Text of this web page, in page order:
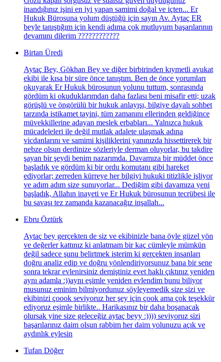
inandığınız işini en iyi yapan samimi doğal ve içten... Er
Hukuk Bürosuna yolum düştüğü için sayın Av. Aytaç ER
beyle tanıştığım için kendi adıma çok mutluyum başarılarının
devamını dilerim ????????????
Birtan Üredi
Aytaç Bey, Gökhan Bey ve diğer birbirinden kıymetli avukat
ekibi ile kısa bir süre önce tanıştım. Ben de önce yorumları
okuyarak Er Hukuk bürosunun yolunu tuttum, sonrasında
gördüm ki okuduklarımdan daha fazlası beni misafir etti; uzak
görüşlü ve öngörülü bir hukuk anlayışı, bilgiye dayalı sohbet
tarzında istikamet tayini, tüm zamanını ellerinden geldiğince
müvekkillerine adayan meslek erbabları... Yalnızca hukuk
mücadeleleri ile değil mutlak adalete ulaşmak adına
vicdanlarını ve samimi kişiliklerini yanınızda hissettirerek bir
nebze olsun derdinize sözleriyle derman oluyorlar, bu takdire
şayan bir şeydi benim nazarımda. Davamıza bir müddet önce
başladık ve gördüm ki bir ordu komutanı gibi hareket
ediyorlar; zerreden kürreye her bilgiyi hukuki titizlikle işliyor
ve adım adım size sunuyorlar... Dediğim gibi davamıza yeni
başladık, Allahın inayeti ve Er Hukuk bürosunun tecrübesi ile
bu savaşı tez zamanda kazanacağız inşallah...
Ebru Öztürk
Aytaç bey gerçekten de siz ve ekibinizle bana öyle güzel yön
ve değerler kattınız ki anlatmam bir kaç cümleyle mümkün
değil sadece şunu belirtmek isterim ki gerçekten insanları
doğru analiz edip ve doğru yönlendiriyorsunuz bana bir sene
sonra tekrar evlenirsiniz demiştiniz evet haklı çıktınız yeniden
aynı adamla :))aynı eşimle yeniden evlendim bunu biliyor
musunuz eminim bilmiyordunuz söyleyemedik size sizi ve
ekibinizi çoook seviyoruz her şey için çook ama çok teşekkür
ediyoruz eşimle birlikte.. Harikasınız bir daha boşanacak
olursak yine size geleceğiz aytaç beyy :)))) seviyoruz sizi
başarılarınız daim olsun rabbim her daim yolunuzu açık ve
aydınlık eylesin
Tufan Döğer